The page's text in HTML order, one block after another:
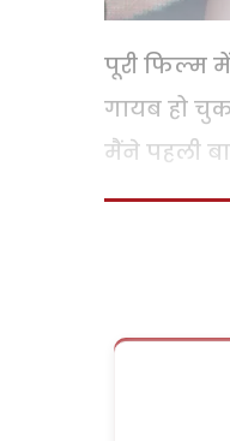
पूरी फिल्म
गायब हो
मैंने पहली